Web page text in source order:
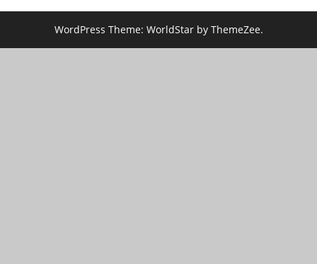
WordPress Theme: WorldStar by ThemeZee.